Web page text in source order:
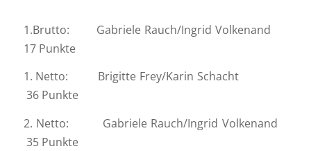
1.Brutto: Gabriele Rauch/Ingrid Volkenand
17 Punkte
1. Netto: Brigitte Frey/Karin Schacht
36 Punkte
2. Netto: Gabriele Rauch/Ingrid Volkenand
35 Punkte